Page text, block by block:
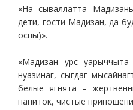
«На сываллатта
дети, гости Мадизан, да
оспы)».
«Мадизан урс
нуазинаг, сыгдаг
белые ягнята –
напиток, чистые